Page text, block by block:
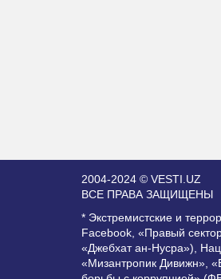
2004-2024 © VESTI.UZ
ВСЕ ПРАВА ЗАЩИЩЕНЫ
* Экстремистские и
Facebook, «Правый
«Джебхат ан-Нусра»),
«Мизантропик Дивижн»,